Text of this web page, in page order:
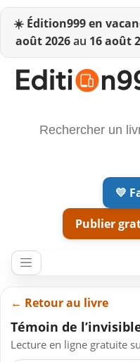
☀️ Édition999 en
août 2026au 16 août
💛
Publier
← Retour au livre
Témoin de
Lecture en ligne gratuite